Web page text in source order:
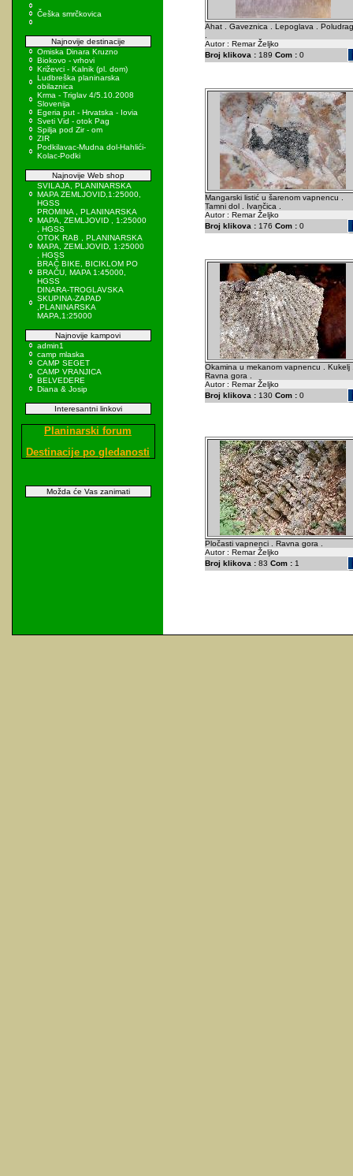
Češka smrčkovica
Najnovije destinacije
Omiska Dinara Kruzno
Biokovo - vrhovi
Križevci - Kalnik (pl. dom)
Ludbreška planinarska
obilaznica
Krma - Triglav 4/5.10.2008
Slovenija
Egeria put - Hrvatska - Iovia
Sveti Vid - otok Pag
Spilja pod Zir - om
ZIR
Podkilavac-Mudna dol-Hahlići-
Kolac-Podki
Najnovije Web shop
SVILAJA, PLANINARSKA
MAPA ZEMLJOVID,1:25000,
HGSS
PROMINA , PLANINARSKA
MAPA, ZEMLJOVID , 1:25000
, HGSS
OTOK RAB , PLANINARSKA
MAPA, ZEMLJOVID, 1:25000
, HGSS
BRAČ BIKE, BICIKLOM PO
BRAČU, MAPA 1:45000,
HGSS
DINARA-TROGLAVSKA
SKUPINA-ZAPAD
,PLANINARSKA
MAPA,1:25000
Najnovije kampovi
admin1
camp mlaska
CAMP SEGET
CAMP VRANJICA
BELVEDERE
Diana & Josip
Interesantni linkovi
Planinarski forum
Destinacije po gledanosti
Možda će Vas zanimati
Ahat . Gaveznica . Lepoglava .
Autor : Remar Željko
Broj klikova :189 Com :0
Mangarski listić u šarenom vapnencu .
Tamni dol . Ivančica .
Autor : Remar Željko
Broj klikova :176 Com :0
Okamina u mekanom vapnencu . Kukelj
Ravna gora .
Autor : Remar Željko
Broj klikova :130 Com :0
Pločasti vapnenci . Ravna gora .
Autor : Remar Željko
Broj klikova :83 Com :1